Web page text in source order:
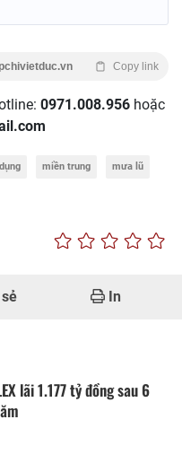
Copy link
0971.008.956 hoặc
miền trung mưa lũ
In
lãi 1.177 tỷ đồng sau 6